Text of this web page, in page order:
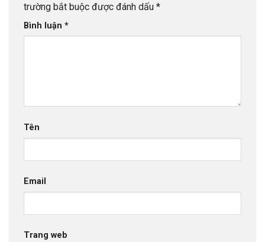
trường bắt buộc được đánh dấu *
Bình luận *
Tên
Email
Trang web